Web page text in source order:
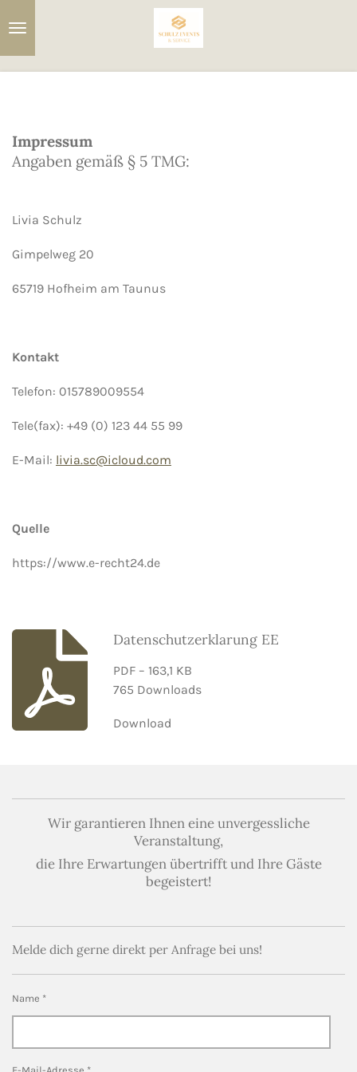
Impressum
Angaben gemäß § 5 TMG:
Livia Schulz
Gimpelweg 20
65719 Hofheim am Taunus
Kontakt
Telefon: 015789009554
Tele(fax): +49 (0) 123 44 55 99
E-Mail: livia.sc@icloud.com
Quelle
https://www.e-recht24.de
Datenschutzerklarung EE
PDF – 163,1 KB
765 Downloads
Download
Wir garantieren Ihnen eine unvergessliche
Veranstaltung,
die Ihre Erwartungen übertrifft und Ihre Gäste
begeistert!
Melde dich gerne direkt per Anfrage bei uns!
Name *